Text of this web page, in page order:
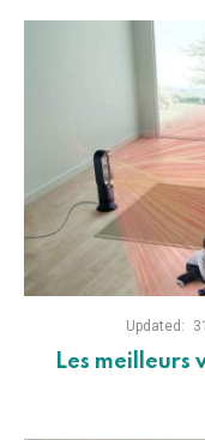
Updated:
Les meilleurs